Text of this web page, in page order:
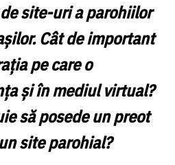
site-uri a parohiilor
Cât de important
pe care o
și în mediul virtual?
să posede un preot
site parohial?